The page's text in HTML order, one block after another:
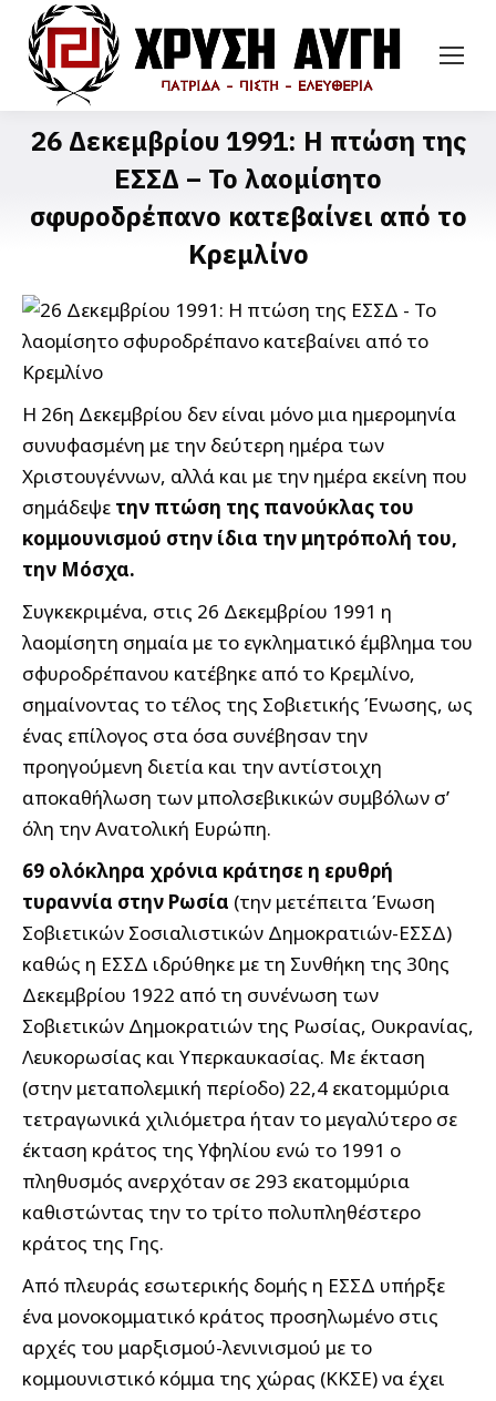
26 Δεκεμβρίου 1991: H πτώση της
ΕΣΣΔ – Το λαομίσητο
σφυροδρέπανο κατεβαίνει από το
Κρεμλίνο
Η 26η Δεκεμβρίου δεν είναι μόνο μια ημερομηνία
συνυφασμένη με την δεύτερη ημέρα των
Χριστουγέννων, αλλά και με την ημέρα εκείνη που
σημάδεψε την πτώση της πανούκλας του
κομμουνισμού στην ίδια την μητρόπολή του,
την Μόσχα.
Συγκεκριμένα, στις 26 Δεκεμβρίου 1991 η
λαομίσητη σημαία με το εγκληματικό έμβλημα του
σφυροδρέπανου κατέβηκε από το Κρεμλίνο,
σημαίνοντας το τέλος της Σοβιετικής Ένωσης, ως
ένας επίλογος στα όσα συνέβησαν την
προηγούμενη διετία και την αντίστοιχη
αποκαθήλωση των μπολσεβικικών συμβόλων σ’
όλη την Ανατολική Ευρώπη.
69 ολόκληρα χρόνια κράτησε η ερυθρή
τυραννία στην Ρωσία (την μετέπειτα Ένωση
Σοβιετικών Σοσιαλιστικών Δημοκρατιών-ΕΣΣΔ)
καθώς η ΕΣΣΔ ιδρύθηκε με τη Συνθήκη της 30ης
Δεκεμβρίου 1922 από τη συνένωση των
Σοβιετικών Δημοκρατιών της Ρωσίας, Ουκρανίας,
Λευκορωσίας και Υπερκαυκασίας. Με έκταση
(στην μεταπολεμική περίοδο) 22,4 εκατομμύρια
τετραγωνικά χιλιόμετρα ήταν το μεγαλύτερο σε
έκταση κράτος της Υφηλίου ενώ το 1991 ο
πληθυσμός ανερχόταν σε 293 εκατομμύρια
καθιστώντας την το τρίτο πολυπληθέστερο
κράτος της Γης.
Από πλευράς εσωτερικής δομής η ΕΣΣΔ υπήρξε
ένα μονοκομματικό κράτος προσηλωμένο στις
αρχές του μαρξισμού-λενινισμού με το
κομμουνιστικό κόμμα της χώρας (ΚΚΣΕ) να έχει